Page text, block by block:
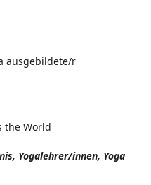
ausgebildete/r
the World
Yogalehrer/innen, Yoga